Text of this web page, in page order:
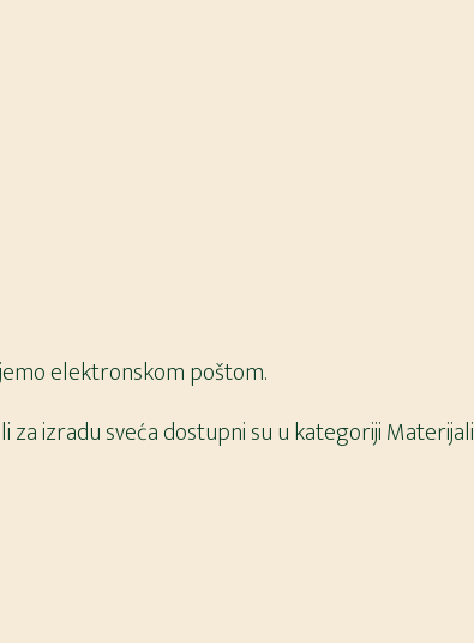
elektronskom poštom.
za izradu sveća dostupni su u kategorijiMaterijali